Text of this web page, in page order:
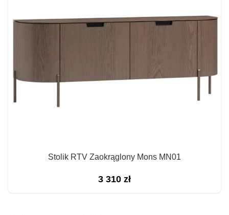
Stolik RTV Zaokrąglony Mons MN01
3 310 zł